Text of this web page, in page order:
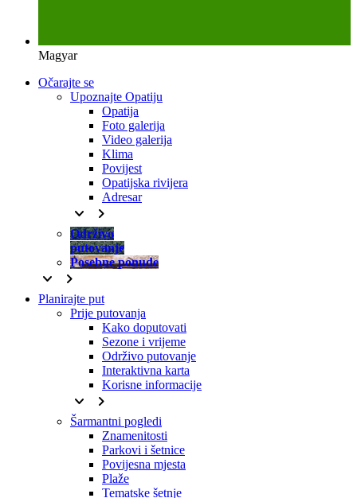
Magyar
Očarajte se
Upoznajte Opatiju
Opatija
Foto galerija
Video galerija
Klima
Povijest
Opatijska rivijera
Adresar
keyboard_arrow_down keyboard_arrow_right
Održivo
putovanje
Posebne ponude
keyboard_arrow_down keyboard_arrow_right
Planirajte put
Prije putovanja
Kako doputovati
Sezone i vrijeme
Održivo putovanje
Interaktivna karta
Korisne informacije
keyboard_arrow_down keyboard_arrow_right
Šarmantni pogledi
Znamenitosti
Parkovi i šetnice
Povijesna mjesta
Plaže
Tematske šetnje